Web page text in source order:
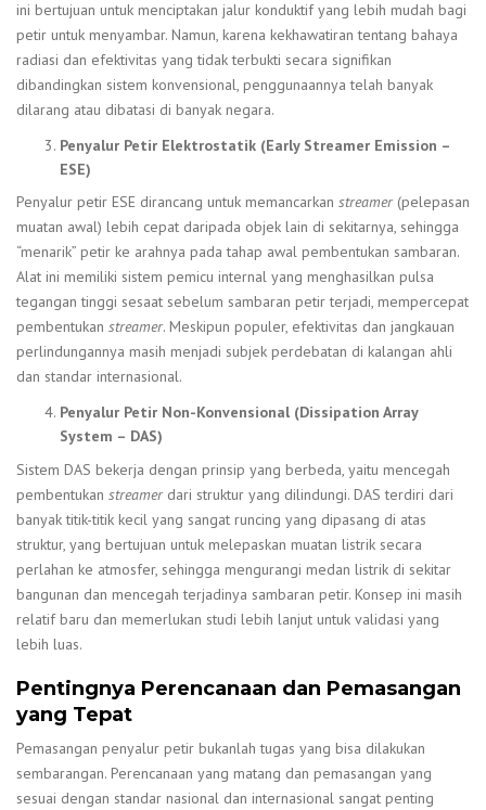
ini bertujuan untuk menciptakan jalur konduktif yang lebih mudah bagi
petir untuk menyambar. Namun, karena kekhawatiran tentang bahaya
radiasi dan efektivitas yang tidak terbukti secara signifikan
dibandingkan sistem konvensional, penggunaannya telah banyak
dilarang atau dibatasi di banyak negara.
Penyalur Petir Elektrostatik (Early Streamer Emission –
ESE)
Penyalur petir ESE dirancang untuk memancarkan streamer(pelepasan
muatan awal) lebih cepat daripada objek lain di sekitarnya, sehingga
“menarik” petir ke arahnya pada tahap awal pembentukan sambaran.
Alat ini memiliki sistem pemicu internal yang menghasilkan pulsa
tegangan tinggi sesaat sebelum sambaran petir terjadi, mempercepat
pembentukan streamer. Meskipun populer, efektivitas dan jangkauan
perlindungannya masih menjadi subjek perdebatan di kalangan ahli
dan standar internasional.
Penyalur Petir Non-Konvensional (Dissipation Array
System – DAS)
Sistem DAS bekerja dengan prinsip yang berbeda, yaitu mencegah
pembentukan streamerdari struktur yang dilindungi. DAS terdiri dari
banyak titik-titik kecil yang sangat runcing yang dipasang di atas
struktur, yang bertujuan untuk melepaskan muatan listrik secara
perlahan ke atmosfer, sehingga mengurangi medan listrik di sekitar
bangunan dan mencegah terjadinya sambaran petir. Konsep ini masih
relatif baru dan memerlukan studi lebih lanjut untuk validasi yang
lebih luas.
Pentingnya Perencanaan dan Pemasangan
yang Tepat
Pemasangan penyalur petir bukanlah tugas yang bisa dilakukan
sembarangan. Perencanaan yang matang dan pemasangan yang
sesuai dengan standar nasional dan internasional sangat penting